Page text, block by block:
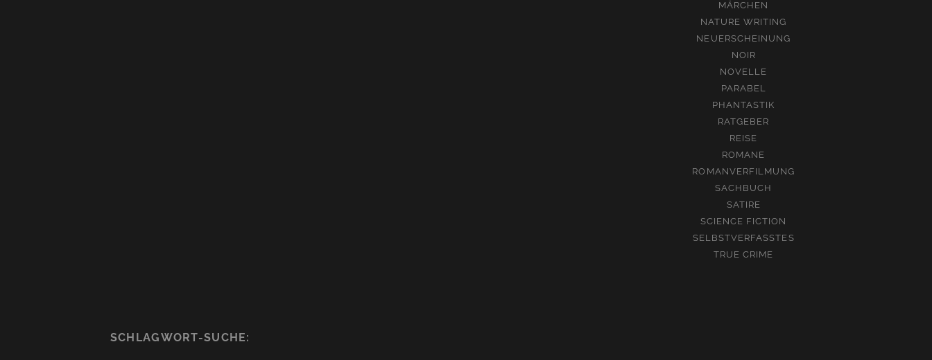
MÄRCHEN
NATURE WRITING
NEUERSCHEINUNG
NOIR
NOVELLE
PARABEL
PHANTASTIK
RATGEBER
REISE
ROMANE
ROMANVERFILMUNG
SACHBUCH
SATIRE
SCIENCE FICTION
SELBSTVERFASSTES
TRUE CRIME
SCHLAGWORT-SUCHE: